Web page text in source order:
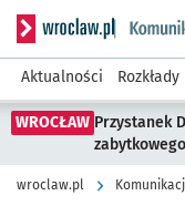
Serwis informacyjny
Aktualności Rozkłady
WROCŁAW Przystanek
wroclaw.pl